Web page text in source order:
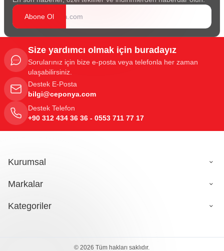
Abone Ol
Size yardımcı olmak için buradayız
Sorularınız için bize e-posta veya telefonla her zaman
ulaşabilirsiniz.
Destek E-Posta
bilgi@ceponya.com
Destek Telefon
+90 312 434 36 36 - 0553 711 77 17
Kurumsal
Markalar
Kategoriler
© 2026 Tüm hakları saklıdır.